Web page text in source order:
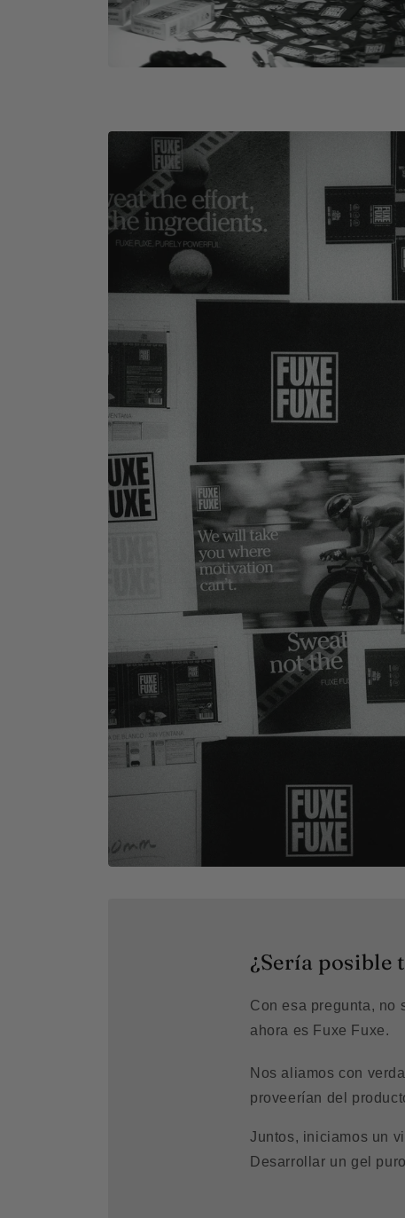
¿Sería
Con esa pregunta, no
ahora es Fuxe Fuxe.
Nos aliamos con
proveerían del
Juntos, iniciamos un
Desarrollar un gel